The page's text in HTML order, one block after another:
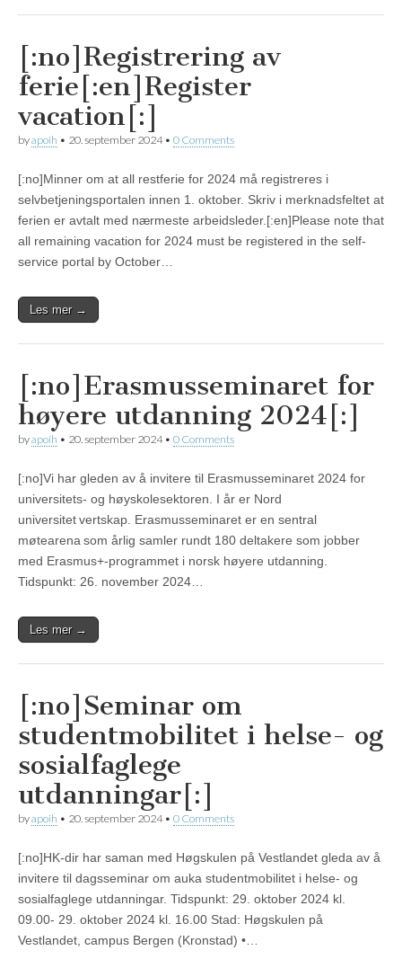
[:no]Registrering av
ferie[:en]Register
vacation[:]
byapoih • 20. september 2024• 0 Comments
[:no]Minner om at all restferie for 2024 må registreres i
selvbetjeningsportalen innen 1. oktober. Skriv i merknadsfeltet at
ferien er avtalt med nærmeste arbeidsleder.[:en]Please note that
all remaining vacation for 2024 must be registered in the self-
service portal by October…
Les mer →
[:no]Erasmusseminaret for
høyere utdanning 2024[:]
byapoih • 20. september 2024• 0 Comments
[:no]Vi har gleden av å invitere til Erasmusseminaret 2024 for
universitets- og høyskolesektoren. I år er Nord
universitet vertskap. Erasmusseminaret er en sentral
møtearena som årlig samler rundt 180 deltakere som jobber
med Erasmus+-programmet i norsk høyere utdanning.
Tidspunkt: 26. november 2024…
Les mer →
[:no]Seminar om
studentmobilitet i helse- og
sosialfaglege
utdanningar[:]
byapoih • 20. september 2024• 0 Comments
[:no]HK-dir har saman med Høgskulen på Vestlandet gleda av å
invitere til dagsseminar om auka studentmobilitet i helse- og
sosialfaglege utdanningar. Tidspunkt: 29. oktober 2024 kl.
09.00- 29. oktober 2024 kl. 16.00 Stad: Høgskulen på
Vestlandet, campus Bergen (Kronstad) •…